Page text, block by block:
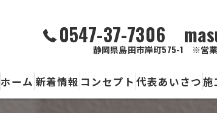
0547-37-7306
静岡県島田市岸町575-1 ※営業
ホーム 新着情報 コンセプト 代表あいさつ施